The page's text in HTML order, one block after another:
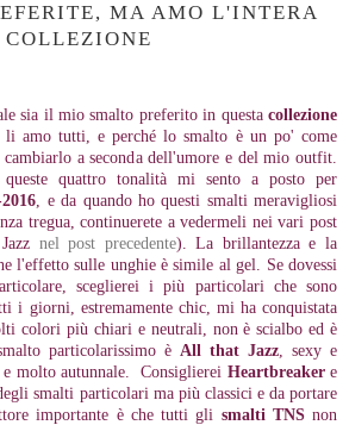
MA AMO L'INTERA
COLLEZIONE
sia il mio smalto preferito in questa collezione
, li amo tutti, e perché lo smalto è un po' come
a seconda dell'umore e del mio outfit.
quattro tonalità mi sento a posto per
, e da quando ho questi smalti meravigliosi
tregua, continuerete a vedermeli nei vari post
nel post precedente). La brillantezza e la
l'effetto sulle unghie è simile al gel. Se dovessi
sceglierei i più particolari che sono
i giorni, estremamente chic, mi ha conquistata
colori più chiari e neutrali, non è scialbo ed è
particolarissimo è All that Jazz , sexy e
molto autunnale. Consiglierei Heartbreakere
smalti particolari ma più classici e da portare
importante è che tutti gli smalti TNSnon